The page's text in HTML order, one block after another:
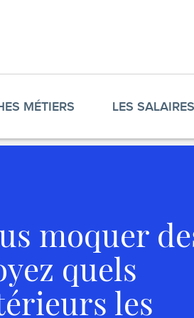
MÉTIERS LES SALAIRES
moquer
quels
les